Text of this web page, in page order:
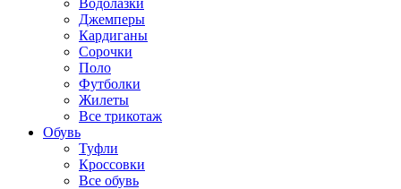
Джемперы
Кардиганы
Сорочки
Поло
Футболки
Жилеты
Все трикотаж
Обувь
Туфли
Кроссовки
Все обувь